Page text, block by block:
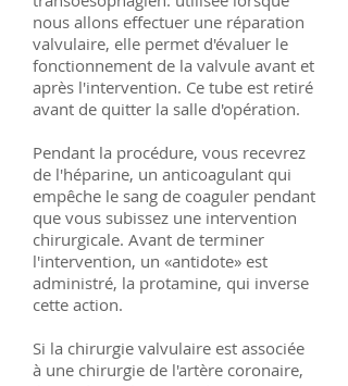
nous allons effectuer une réparation
valvulaire, elle permet d'évaluer le
fonctionnement de la valvule avant et
après l'intervention. Ce tube est retiré
avant de quitter la salle d'opération.
Pendant la procédure, vous recevrez
de l'héparine, un anticoagulant qui
empêche le sang de coaguler pendant
que vous subissez une intervention
chirurgicale. Avant de terminer
l'intervention, un «antidote» est
administré, la protamine, qui inverse
cette action.
Si la chirurgie valvulaire est associée
à une chirurgie de l'artère coronaire,